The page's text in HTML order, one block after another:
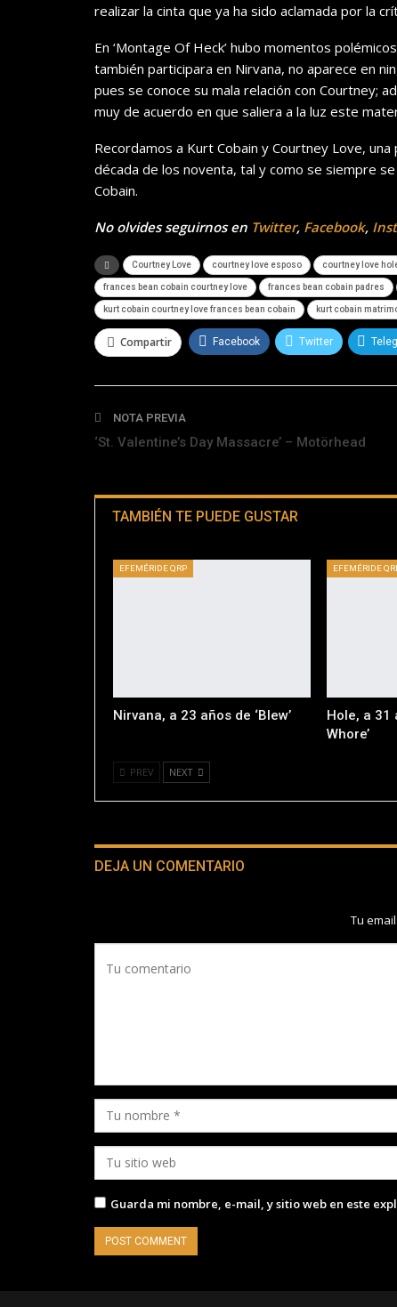
realizar la cinta que ya ha sido aclamada por la
En ‘Montage Of Heck’ hubo momentos
también participara en Nirvana, no aparece en
pues se conoce su mala relación con Courtney;
muy de acuerdo en que saliera a la luz este
Recordamos a Kurt Cobain y Courtney Love,
década de los noventa, tal y como se siempre
Cobain.
No olvides seguirnos en Twitter, Facebook,
Courtney Love courtney love esposo courtney love
frances bean cobain courtney love frances bean cobain padres
kurt cobain courtney love frances bean cobain kurt cobain
Compartir Facebook Twitter
NOTA PREVIA
‘St. Valentine’s Day Massacre’ – Motörhead
TAMBIÉN TE PUEDE GUSTAR
EFEMÉRIDE QRP
Nirvana, a 23 años de ‘Blew’
EFEMÉRIDE
Hole, a 31
Whore’
PREV NEXT
DEJA UN COMENTARIO
Tu
Guarda mi nombre, e-mail, y sitio web en este